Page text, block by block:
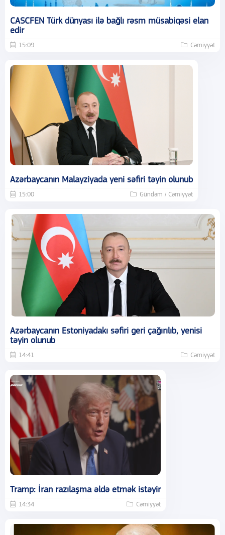
CASCFEN Türk dünyası ilə bağlı rəsm müsabiqəsi elan
edir
15:09 Cəmiyyət
Azərbaycanın Malayziyada yeni səfiri təyin olunub
15:00 Gündəm / Cəmiyyət
Azərbaycanın Estoniyadakı səfiri geri çağırılıb, yenisi
təyin olunub
14:41 Cəmiyyət
Tramp: İran razılaşma əldə etmək istəyir
14:34 Cəmiyyət